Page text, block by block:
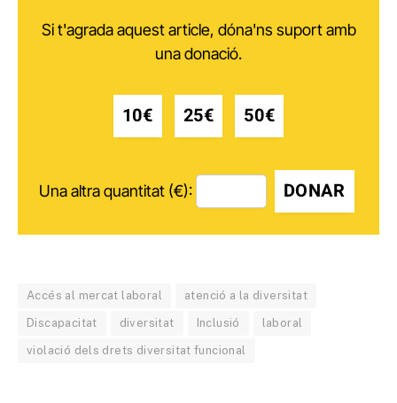
Si t'agrada aquest article, dóna'ns suport amb
una donació.
10€ 25€ 50€
Una altra quantitat (€): DONAR
Accés al mercat laboral atenció a la diversitat
Discapacitat diversitat Inclusió laboral
violació dels drets diversitat funcional